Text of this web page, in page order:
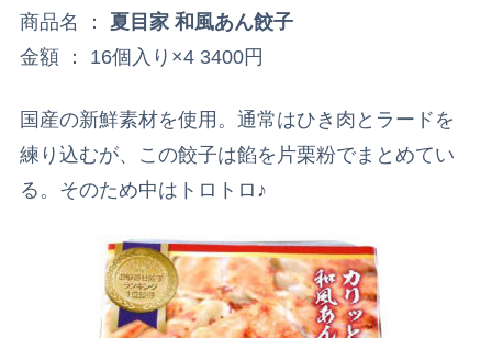
商品名 ： 夏目家 和風あん餃子
金額 ： 16個入り×4 3400円
国産の新鮮素材を使用。通常はひき肉とラードを
練り込むが、この餃子は餡を片栗粉でまとめてい
る。そのため中はトロトロ♪